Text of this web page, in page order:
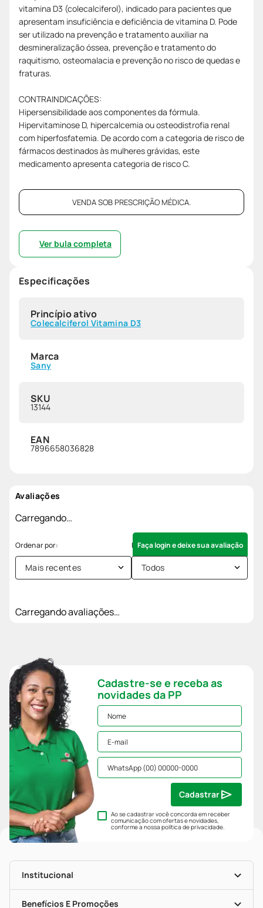
vitamina D3 (colecalciferol), indicado para pacientes que
apresentam insuficiência e deficiência de vitamina D. Pode
ser utilizado na prevenção e tratamento auxiliar na
desmineralização óssea, prevenção e tratamento do
raquitismo, osteomalacia e prevenção no risco de quedas e
fraturas.
CONTRAINDICAÇÕES:
Hipersensibilidade aos componentes da fórmula.
Hipervitaminose D, hipercalcemia ou osteodistrofia renal
com hiperfosfatemia. De acordo com a categoria de risco de
fármacos destinados às mulheres grávidas, este
medicamento apresenta categoria de risco C.
VENDA SOB PRESCRIÇÃO MÉDICA.
Ver bula completa
Especificações
Princípio ativo
Colecalciferol Vitamina D3
Marca
Sany
SKU
13144
EAN
7896658036828
Avaliações
Carregando…
Faça login e deixe sua avaliação
Mais recentes Todos
Carregando avaliações…
Cadastre-se e receba as
novidades da PP
Ao se cadastrar você concorda em receber
comunicação com ofertas e novidades,
conforme a nossapolítica de privacidade.
Cadastrar
Institucional
História
Nossas Lojas
Benefícios E Promoções